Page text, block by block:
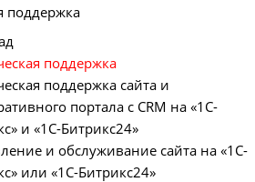
поддержка
поддержка
поддержка сайта и
портала с CRM на «1С-
и «1С-Битрикс24»
и обслуживание сайта на «1С-
или «1С-Битрикс24»